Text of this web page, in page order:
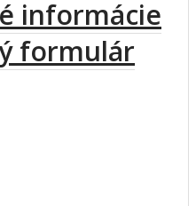
informácie
formulár